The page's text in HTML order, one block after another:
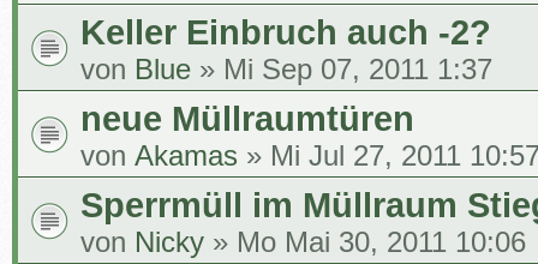
Keller Einbruch auch -2?
von Blue » Mi Sep 07, 2011 1:37
neue Müllraumtüren
von Akamas » Mi Jul 27, 2011
Sperrmüll im Müllraum
von Nicky » Mo Mai 30, 2011 10:06